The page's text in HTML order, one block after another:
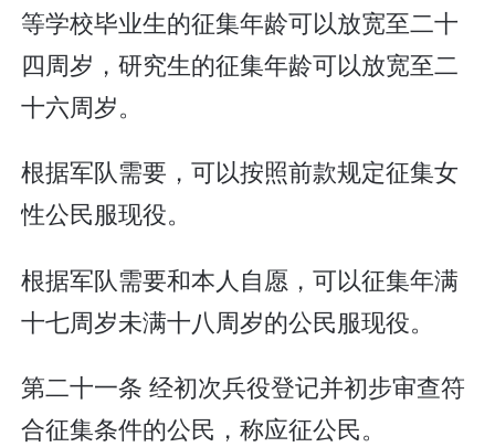
等学校毕业生的征集年龄可以放宽至二十
四周岁，研究生的征集年龄可以放宽至二
十六周岁。
根据军队需要，可以按照前款规定征集女
性公民服现役。
根据军队需要和本人自愿，可以征集年满
十七周岁未满十八周岁的公民服现役。
第二十一条 经初次兵役登记并初步审查符
合征集条件的公民，称应征公民。